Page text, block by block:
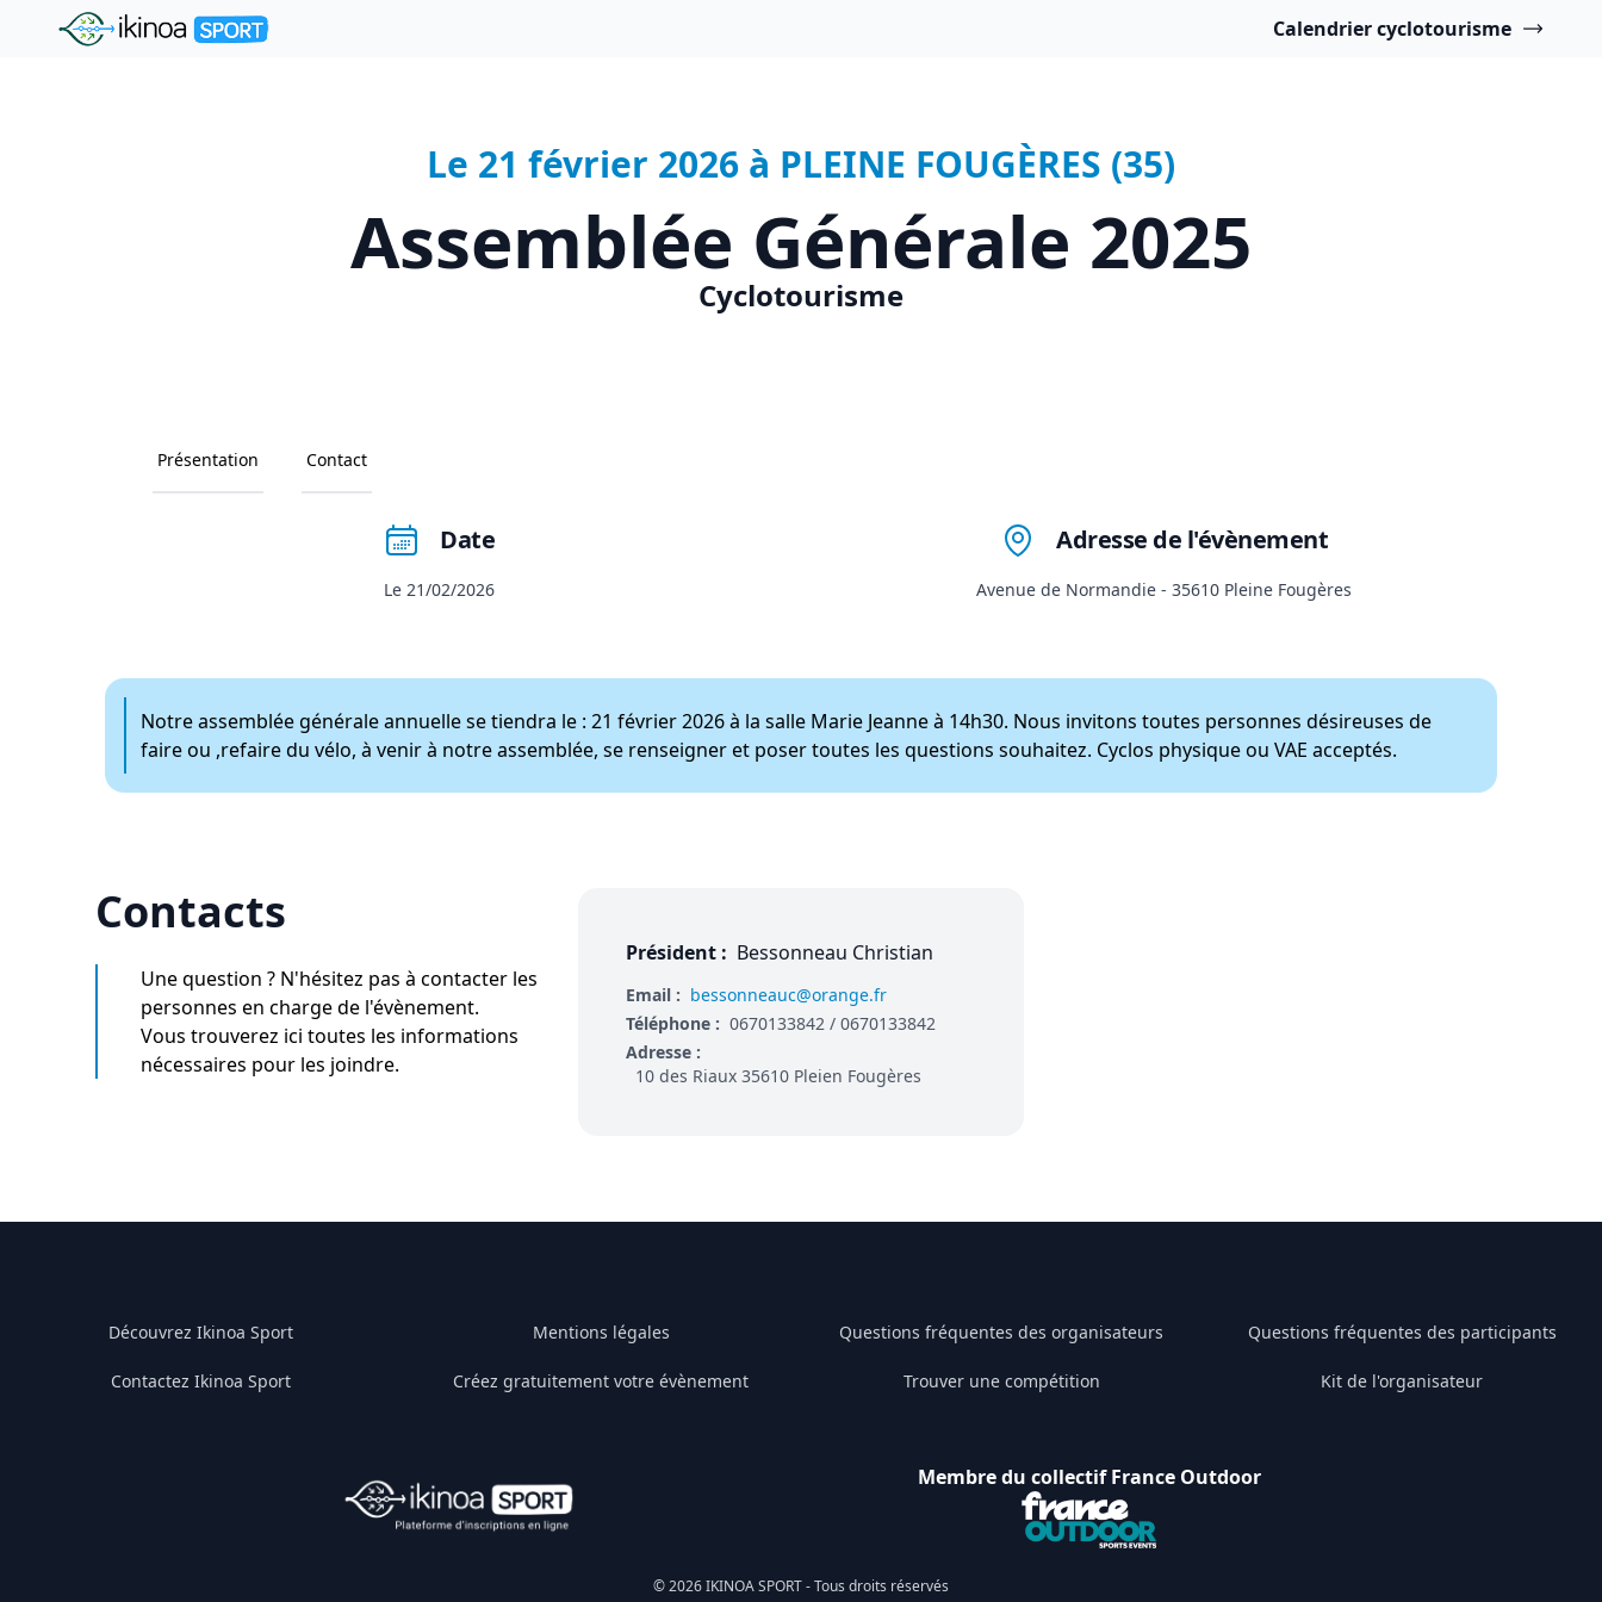
"Ikinoa Sport" Calendrier cyclotourisme
Le 21 février 2026 à PLEINE FOUGÈRES (35)
Assemblée Générale 2025
Cyclotourisme
Présentation Contact
Date
Le 21/02/2026
Adresse de l'évènement
Avenue de Normandie - 35610 Pleine Fougères
Notre assemblée générale annuelle se tiendra le : 21 février 2026 à la salle Marie Jeanne à 14h30. Nous invitons toutes personnes désireuses de
faire ou ,refaire du vélo, à venir à notre assemblée, se renseigner et poser toutes les questions souhaitez. Cyclos physique ou VAE acceptés.
Contacts
Une question ? N'hésitez pas à contacter les
personnes en charge de l'évènement.
Vous trouverez ici toutes les informations
nécessaires pour les joindre.
Président : Bessonneau Christian
Email : bessonneauc@orange.fr
Téléphone : 0670133842 / 0670133842
Adresse :
10 des Riaux 35610 Pleien Fougères
Découvrez Ikinoa Sport Mentions légales Questions fréquentes des organisateurs Questions fréquentes des participants
Contactez Ikinoa Sport Créez gratuitement votre évènement Trouver une compétition Kit de l'organisateur
Membre du collectif France Outdoor
© 2026 IKINOA SPORT - Tous droits réservés